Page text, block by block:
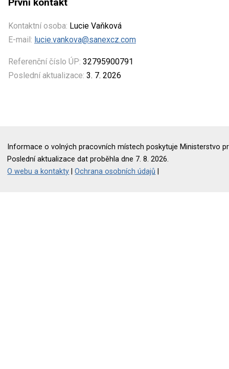
Kontaktní osoba: Lucie Vaňková
E-mail: lucie.vankova@sanexcz.com
Referenční číslo ÚP: 32795900791
Poslední aktualizace: 3. 7. 2026
Informace o volných pracovních místech poskytuje Ministerstvo
Poslední aktualizace dat proběhla dne 7. 8. 2026.
O webu a kontakty |Ochrana osobních údajů